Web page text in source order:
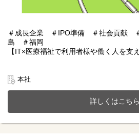
＃成長企業 ＃IPO準備 ＃社会貢献
島 ＃福岡
【IT×医療福祉で利用者様や働く人を支
業、施設紹介事業またシステムアプリ開
今までのご経験やスキルを当社で発揮し
【仕事内容】バックオフィス業務全般
営業やマーケティングなどのフロント
本社
詳しくはこちら